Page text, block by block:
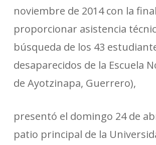
noviembre de 2014 con la
proporcionar asistencia
búsqueda de los 43
desaparecidos de la Escuela
de Ayotzinapa, Guerrero),
presentó el domingo 24 de
patio principal de la